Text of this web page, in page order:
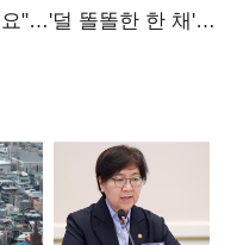
"…'덜 똘똘한 한 채'